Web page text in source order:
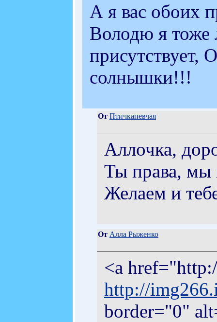
А я вас обоих
Володю я тоже
присутствует,
солнышки!!!
От Птичкапевчая
Аллочка,
Ты права, мы
Желаем и
От Алла Рыженко
<a
http://
border="0"